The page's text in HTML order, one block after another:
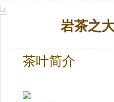
岩茶之
茶叶简介